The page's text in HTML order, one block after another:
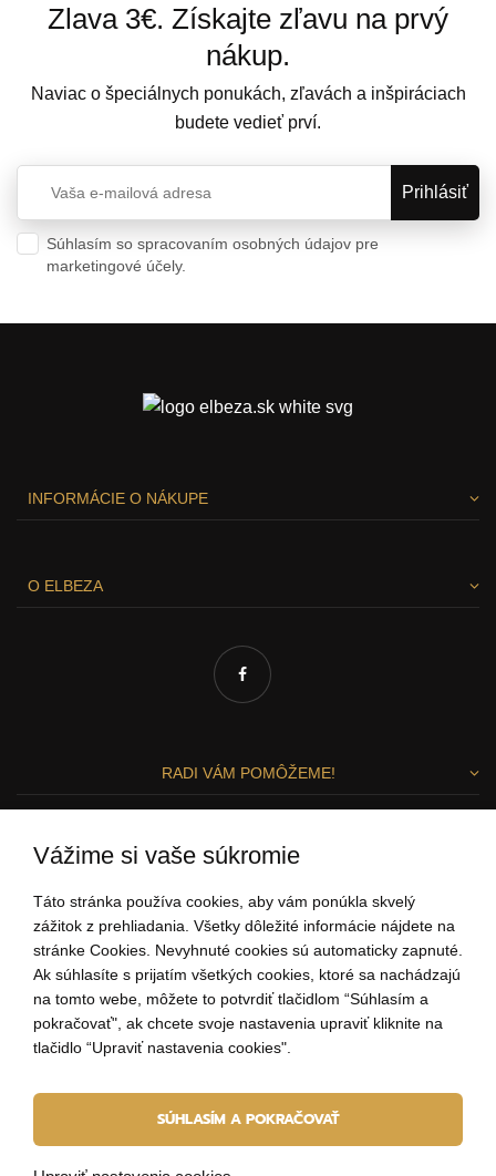
Zlava 3€. Získajte zľavu na prvý
nákup.
Naviac o špeciálnych ponukách, zľavách a inšpiráciach
budete vedieť prví.
Súhlasím so spracovaním osobných údajov pre
marketingové účely.
INFORMÁCIE O NÁKUPE
O ELBEZA
RADI VÁM POMÔŽEME!
Zuzka a Lenka
0907 37 67 97
(Po - Pi: 9:00-15:00)
ahoj@elbeza.sk
Internetový obchododBlueweb s.r.o.
Vážime si vaše súkromie
Táto stránka používa cookies, aby vám ponúkla skvelý
zážitok z prehliadania. Všetky dôležité informácie nájdete na
stránke Cookies. Nevyhnuté cookies sú automaticky zapnuté.
Ak súhlasíte s prijatím všetkých cookies, ktoré sa nachádzajú
na tomto webe, môžete to potvrdiť tlačidlom “Súhlasím a
pokračovať", ak chcete svoje nastavenia upraviť kliknite na
tlačidlo “Upraviť nastavenia cookies".
SÚHLASÍM A POKRAČOVAŤ